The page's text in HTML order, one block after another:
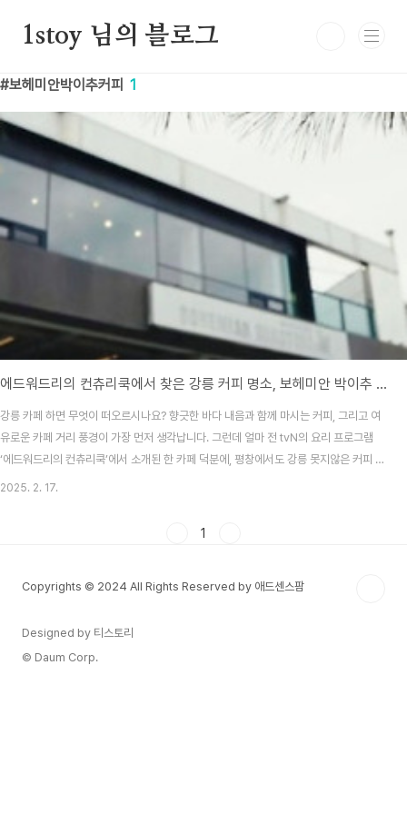
1stoy 님의 블로그
보헤미안박이추커피 1
에드워드리의 컨츄리쿡에서 찾은 강릉 커피 명소, 보헤미안 박이추 커피
강릉 카페 하면 무엇이 떠오르시나요? 향긋한 바다 내음과 함께 마시는 커피, 그리고 여
유로운 카페 거리 풍경이 가장 먼저 생각납니다. 그런데 얼마 전 tvN의 요리 프로그램
‘에드워드리의 컨츄리쿡’에서 소개된 한 카페 덕분에, 평창에서도 강릉 못지않은 커피 맛
을 즐길 수 있다는 사실이 화제가 되었습니다. 그 주인공은 바로 ‘보헤미안 박이추 커
커피에 진심인 분으로..
2025. 2. 17.
1
Copyrights © 2024 All Rights Reserved by 애드센스팜
Designed by 티스토리
© Daum Corp.